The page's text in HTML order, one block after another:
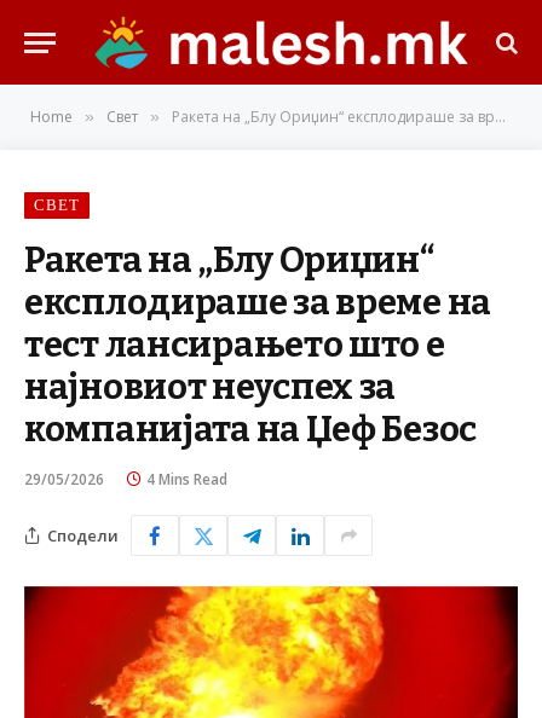
Home » Свет » Ракета на „Блу Ориџин“ експлодираше за време на тест лансирањето што е најновиот неуспех за компанијата на Џеф Безос
СВЕТ
Ракета на „Блу Ориџин“
експлодираше за време на
тест лансирањето што е
најновиот неуспех за
компанијата на Џеф Безос
29/05/2026 4 Mins Read
Сподели